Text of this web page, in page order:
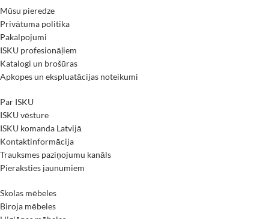
Mūsu pieredze
Privātuma politika
Pakalpojumi
ISKU profesionāļiem
Katalogi un brošūras
Apkopes un ekspluatācijas noteikumi
Par ISKU
ISKU vēsture
ISKU komanda Latvijā
Kontaktinformācija
Trauksmes paziņojumu kanāls
Pieraksties jaunumiem
Skolas mēbeles
Biroja mēbeles